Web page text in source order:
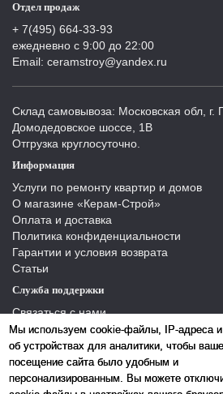
Мы используем cookie-файлы, IP-адреса
об устройствах для аналитики, чтобы ваше
посещение сайта было удобным и
персонализированным. Вы можете
Отдел продаж
+ 7(495) 664-33-93
ежедневно с 9:00 до 22:00
Email: ceramstroy@yandex.ru
Склад самовывоза: Московская обл, г.
Домодедовское шоссе, 1В
Отгрузка круглосуточно.
Информация
Услуги по ремонту квартир и домов
О магазине «Керам-Строй»
Оплата и доставка
Политика конфиденциальности
Гарантии и условия возврата
Статьи
Служба поддержки
Связаться с нами
Отзывы
Производители
Карта сайта